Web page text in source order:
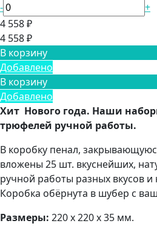
-
+
4 558 ₽
4 558 ₽
В корзину
Добавлено
В корзину
Добавлено
Хит Нового года. Наши
трюфелей ручной работы.
В коробку пенал,
вложены 25 шт. вкуснейших,
ручной работы разных вкусов и
Коробка обёрнута в шубер с
Размеры: 220 х 220 х 35 мм.